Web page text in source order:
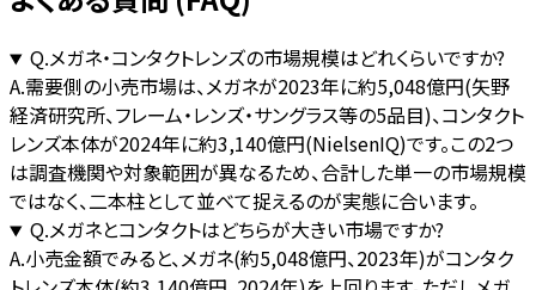
Q.メガネ・コンタクトレンズの市場規模はどれくらいですか?
A.需要側の小売市場は、メガネが2023年に約5,048億円(矢野
経済研究所、フレーム・レンズ・サングラス等の5品目)、コンタクト
レンズ本体が2024年に約3,140億円(NielsenIQ)です。この2つ
は調査機関や対象範囲が異なるため、合計した単一の市場規模
ではなく、二本柱として並べて捉えるのが実態に合います。
Q.メガネとコンタクトはどちらが大きい市場ですか?
A.小売金額でみると、メガネ(約5,048億円、2023年)がコンタク